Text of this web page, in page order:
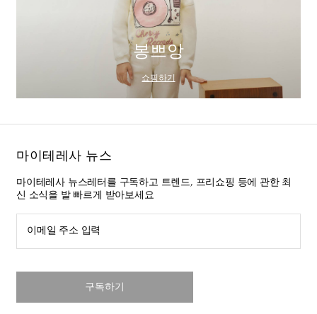
봉쁘앙
쇼핑하기
마이테레사 뉴스
마이테레사 뉴스레터를 구독하고 트렌드, 프리쇼핑 등에 관한 최
신 소식을 발 빠르게 받아보세요
이메일 주소 입력
구독하기